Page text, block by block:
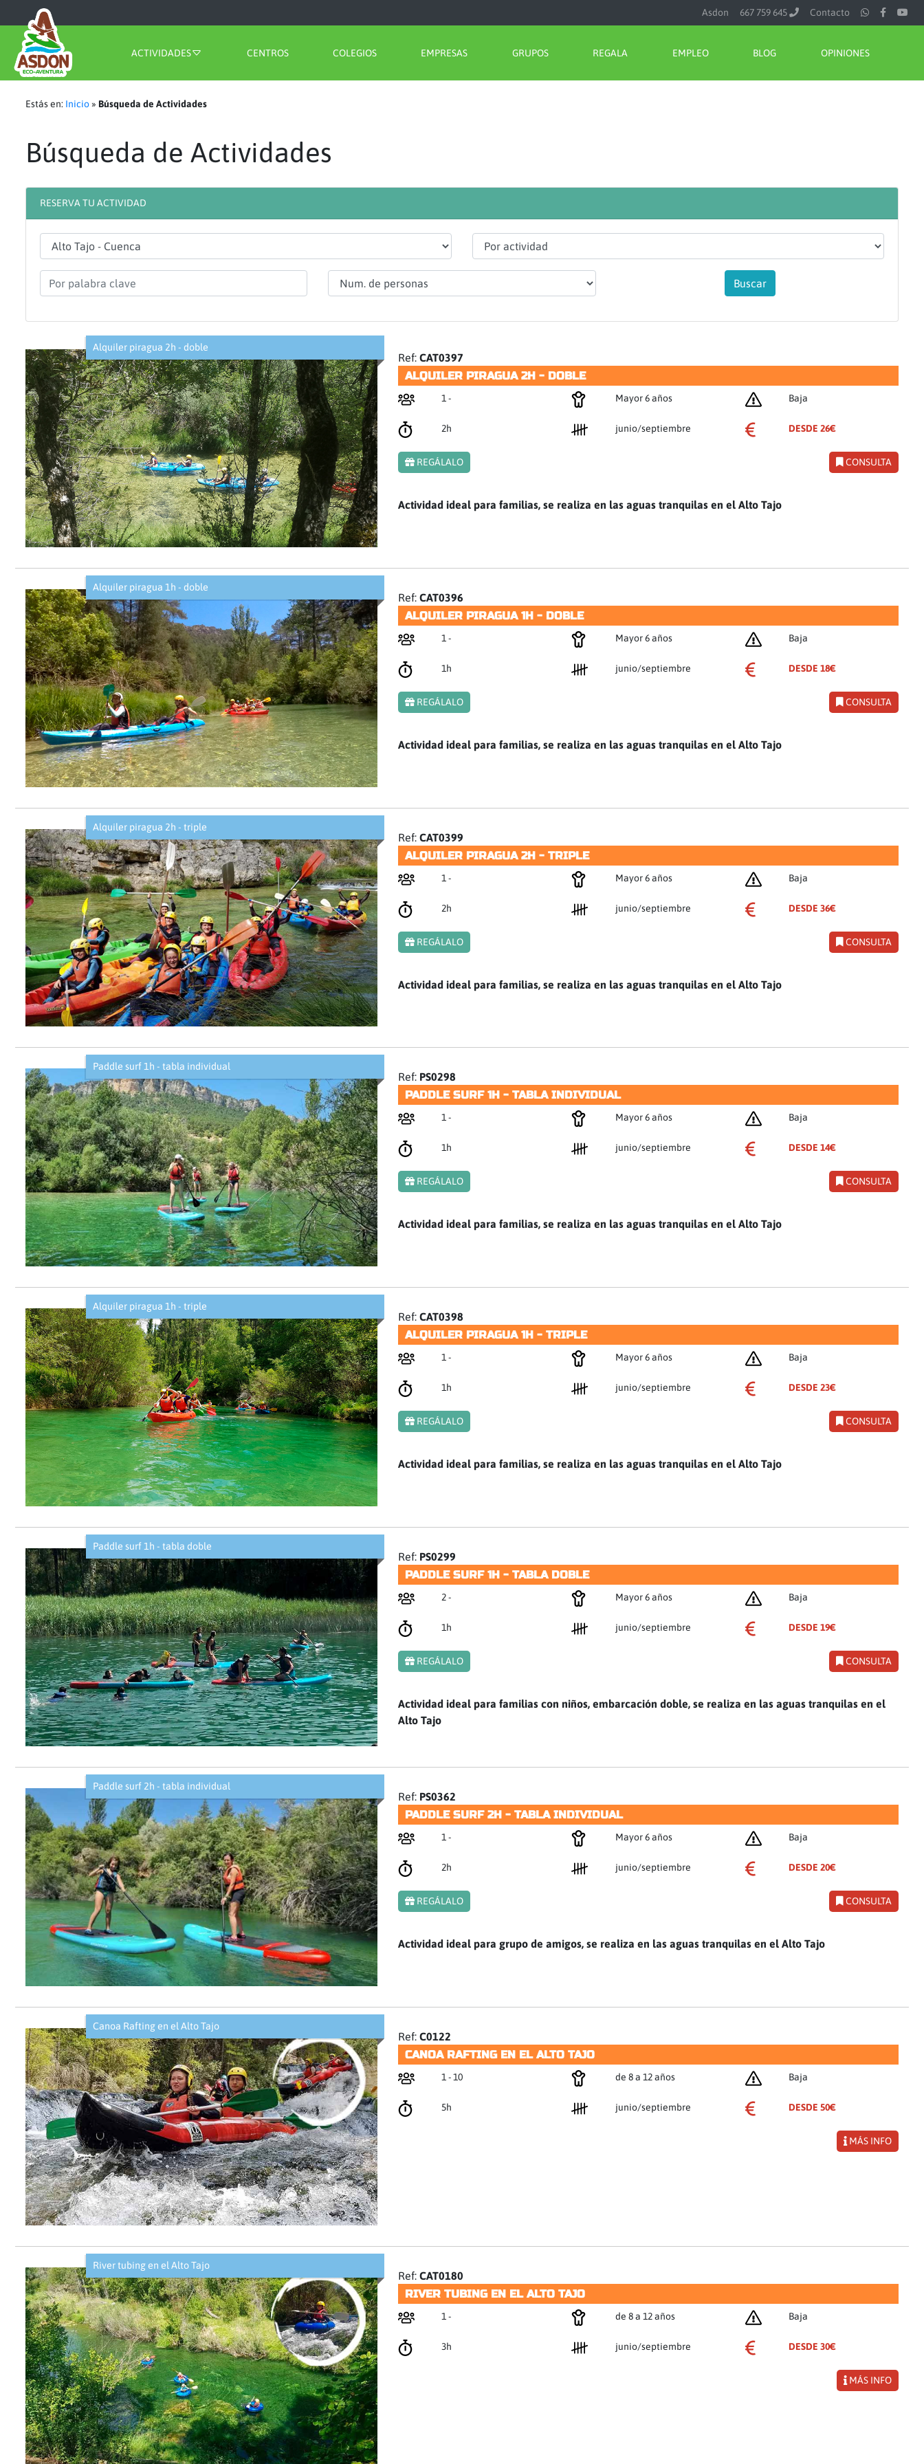
Asdon 667 759 645 Contacto
ACTIVIDADES CENTROS COLEGIOS EMPRESAS GRUPOS REGALA EMPLEO BLOG OPINIONES
Estás en: Inicio» Búsqueda de Actividades
Búsqueda de Actividades
RESERVA TU ACTIVIDAD
Alquiler piragua 2h - doble
Ref: CAT0397
ALQUILER PIRAGUA 2H - DOBLE
1 - Mayor 6 años Baja
2h junio/septiembre DESDE 26€
REGÁLALO CONSULTA
Actividad ideal para familias, se realiza en las aguas tranquilas en el Alto Tajo
Alquiler piragua 1h - doble
Ref: CAT0396
ALQUILER PIRAGUA 1H - DOBLE
1 - Mayor 6 años Baja
1h junio/septiembre DESDE 18€
REGÁLALO CONSULTA
Actividad ideal para familias, se realiza en las aguas tranquilas en el Alto Tajo
Alquiler piragua 2h - triple
Ref: CAT0399
ALQUILER PIRAGUA 2H - TRIPLE
1 - Mayor 6 años Baja
2h junio/septiembre DESDE 36€
REGÁLALO CONSULTA
Actividad ideal para familias, se realiza en las aguas tranquilas en el Alto Tajo
Paddle surf 1h - tabla individual
Ref: PS0298
PADDLE SURF 1H - TABLA INDIVIDUAL
1 - Mayor 6 años Baja
1h junio/septiembre DESDE 14€
REGÁLALO CONSULTA
Actividad ideal para familias, se realiza en las aguas tranquilas en el Alto Tajo
Alquiler piragua 1h - triple
Ref: CAT0398
ALQUILER PIRAGUA 1H - TRIPLE
1 - Mayor 6 años Baja
1h junio/septiembre DESDE 23€
REGÁLALO CONSULTA
Actividad ideal para familias, se realiza en las aguas tranquilas en el Alto Tajo
Paddle surf 1h - tabla doble
Ref: PS0299
PADDLE SURF 1H - TABLA DOBLE
2 - Mayor 6 años Baja
1h junio/septiembre DESDE 19€
REGÁLALO CONSULTA
Actividad ideal para familias con niños, embarcación doble, se realiza en las aguas tranquilas en el
Alto Tajo
Paddle surf 2h - tabla individual
Ref: PS0362
PADDLE SURF 2H - TABLA INDIVIDUAL
1 - Mayor 6 años Baja
2h junio/septiembre DESDE 20€
REGÁLALO CONSULTA
Actividad ideal para grupo de amigos, se realiza en las aguas tranquilas en el Alto Tajo
Canoa Rafting en el Alto Tajo
Ref: C0122
CANOA RAFTING EN EL ALTO TAJO
1 - 10 de 8 a 12 años Baja
5h junio/septiembre DESDE 50€
MÁS INFO
River tubing en el Alto Tajo
Ref: CAT0180
RIVER TUBING EN EL ALTO TAJO
1 - de 8 a 12 años Baja
3h junio/septiembre DESDE 30€
MÁS INFO